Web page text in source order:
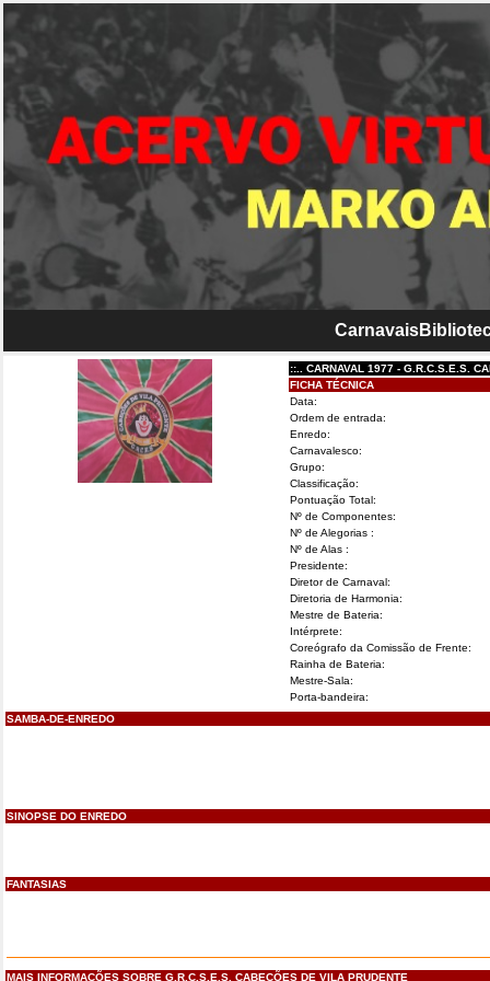
Carnavais
::.. CARNAVAL 1977 - G.R.C.S.E.S.
FICHA TÉCNICA
Data:
Ordem de entrada:
Enredo:
Carnavalesco:
Grupo:
Classificação:
Pontuação Total:
Nº de Componentes:
Nº de Alegorias :
Nº de Alas :
Presidente:
Diretor de Carnaval:
Diretoria de Harmonia:
Mestre de Bateria:
Intérprete:
Coreógrafo da Comissão de Frente:
Rainha de Bateria:
Mestre-Sala:
Porta-bandeira:
SAMBA-DE-ENREDO
SINOPSE DO ENREDO
FANTASIAS
MAIS INFORMAÇÕES SOBRE G.R.C.S.E.S. CABEÇÕES DE VILA PRUDENTE